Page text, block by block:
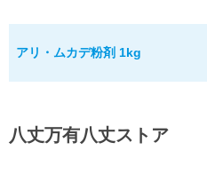
アリ・ムカデ粉剤 1kg
八丈万有八丈ストア